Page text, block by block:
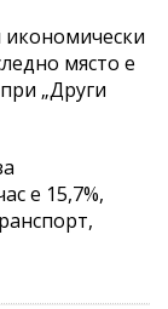
икономически
място е
„Други
е 15,7%,